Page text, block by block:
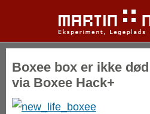
Boxee box er ikke
via Boxee Hack+